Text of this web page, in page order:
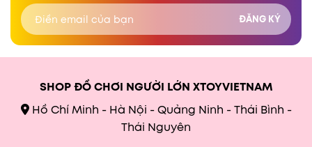
SHOP ĐỒ CHƠI NGƯỜI LỚN XTOYVIETNAM
Hồ Chí Minh - Hà Nội - Quảng Ninh - Thái Bình -
Thái Nguyên